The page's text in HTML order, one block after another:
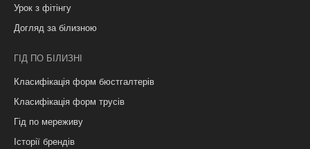
Урок з фітінгу
Догляд за білизною
ГІД ПО БІЛИЗНІ
Класифікація форм бюстгалтерів
Класифікація форм трусів
Гід по мереживу
Історії брендів